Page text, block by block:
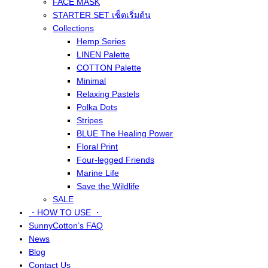
STARTER SET เซ็ตเริ่มต้น
Collections
Hemp Series
LINEN Palette
COTTON Palette
Minimal
Relaxing Pastels
Polka Dots
Stripes
BLUE The Healing Power
Floral Print
Four-legged Friends
Marine Life
Save the Wildlife
SALE
・HOW TO USE ・
SunnyCotton’s FAQ
News
Blog
Contact Us